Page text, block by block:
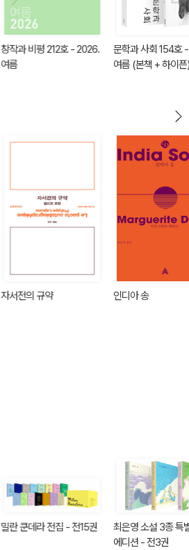
창작과 비평 212호 - 2026.
여름
문학과 사회 154호
여름 (본책 + 하이
자서전의 규약 인디아 송
밀란 쿤데라 전집 - 전15권
최은영 소설 3종 특
에디션 - 전3권